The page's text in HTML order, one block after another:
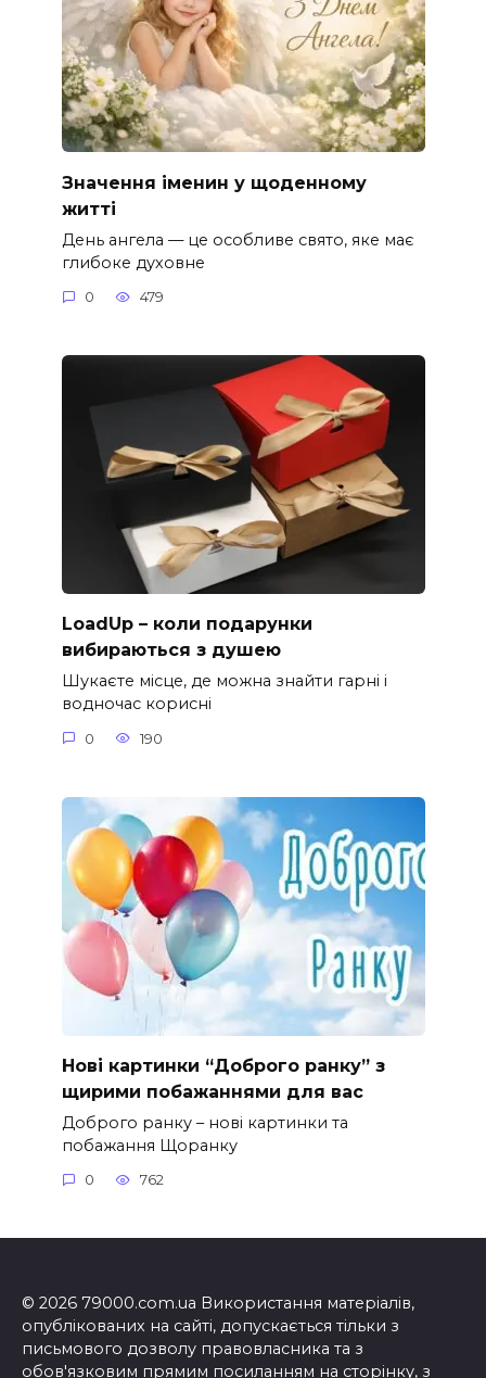
Значення іменин у щоденному
житті
День ангела — це особливе свято, яке має
глибоке духовне
0 479
LoadUp – коли подарунки
вибираються з душею
Шукаєте місце, де можна знайти гарні і
водночас корисні
0 190
Нові картинки “Доброго ранку” з
щирими побажаннями для вас
Доброго ранку – нові картинки та
побажання Щоранку
0 762
© 2026 79000.com.ua Використання матеріалів,
опублікованих на сайті, допускається тільки з
письмового дозволу правовласника та з
обов'язковим прямим посиланням на сторінку, з